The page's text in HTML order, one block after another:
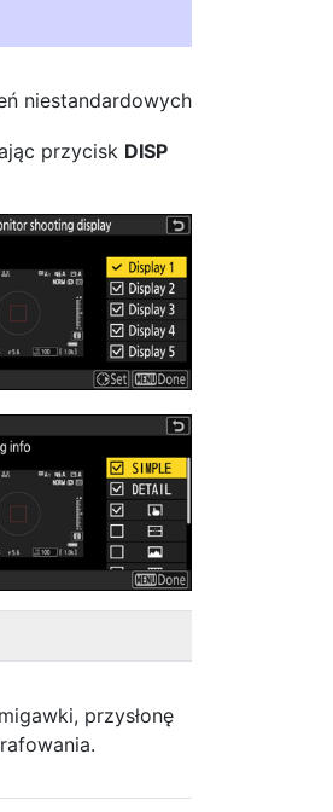
niestandardowych
przycisk DISP
przysłonę